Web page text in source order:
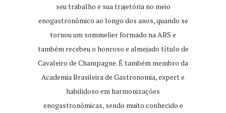
seu trabalho e sua trajetória no meio
enogastronômico ao longo dos anos, quando se
tornou um sommelier formado na ABS e
também recebeu o honroso e almejado título de
Cavaleiro de Champagne. É também membro da
Academia Brasileira de Gastronomia, expert e
habilidoso em harmonizações
enogastronômicas, sendo muito conhecido e